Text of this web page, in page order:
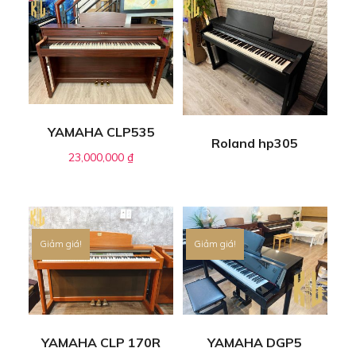
YAMAHA CLP535
23,000,000₫
Roland hp305
Giảm giá!
YAMAHA CLP 170R
Giảm giá!
YAMAHA DGP5